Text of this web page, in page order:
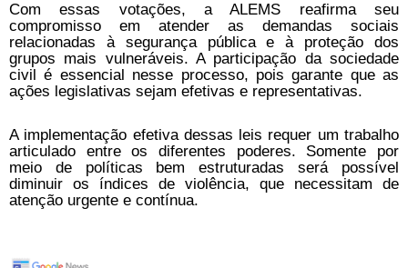
Com essas votações, a ALEMS reafirma seu
compromisso em atender as demandas sociais
relacionadas à segurança pública e à proteção dos
grupos mais vulneráveis. A participação da sociedade
civil é essencial nesse processo, pois garante que as
ações legislativas sejam efetivas e representativas.
A implementação efetiva dessas leis requer um trabalho
articulado entre os diferentes poderes. Somente por
meio de políticas bem estruturadas será possível
diminuir os índices de violência, que necessitam de
atenção urgente e contínua.